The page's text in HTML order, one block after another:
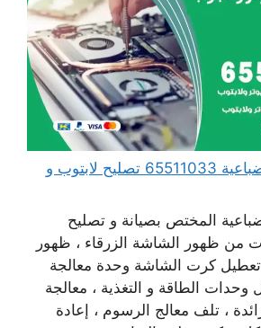
مهندس كمبيوتر الضباعية 65511033 تصليح لابتوب و
المختص بصيانة و تصليح
من ظهور الشاشة الزرقاء ، ظهور
تعطيل كرت الشاشة وحدة معالجة
الطاقة و التغذية ، معالجة
، تلف معالج الرسوم ، إعادة